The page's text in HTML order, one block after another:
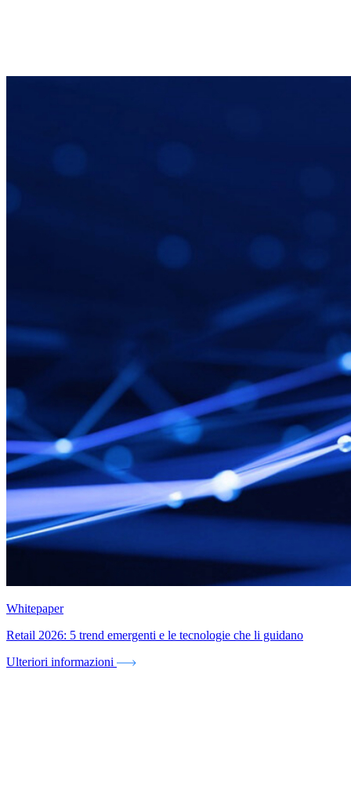
Whitepaper
Retail 2026: 5 trend emergenti e le tecnologie che li guidano
Ulteriori informazioni